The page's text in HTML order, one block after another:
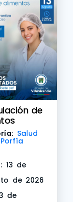
de
Salud
Porfía
13 de
de 2026
de